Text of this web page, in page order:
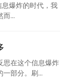
爆炸的时代，我
...
思在这个信息爆炸
部分。刷...